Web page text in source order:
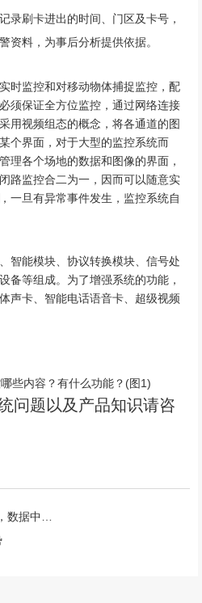
录刷卡进出的时间、门区及卡号，
资料，为事后分析提供依据。
时监控和对移动物体捕捉监控，配
须保证全方位监控，通过网络连接
用视频组态的概念，将各通道的图
个界面，对于大型的监控系统而
理各个场地的数据和图像的界面，
路监控合二为一，因而可以随意实
一旦有异常事件发生，监控系统自
智能模块、协议转换模块、信号处
备等组成。为了增强系统的功能，
声卡、智能电话语音卡、超级视频
问题以及产品知识请咨
能化取胜